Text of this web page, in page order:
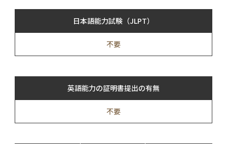
日本語能力試験（JLPT）
不要
英語能力の証明書提出の有無
不要